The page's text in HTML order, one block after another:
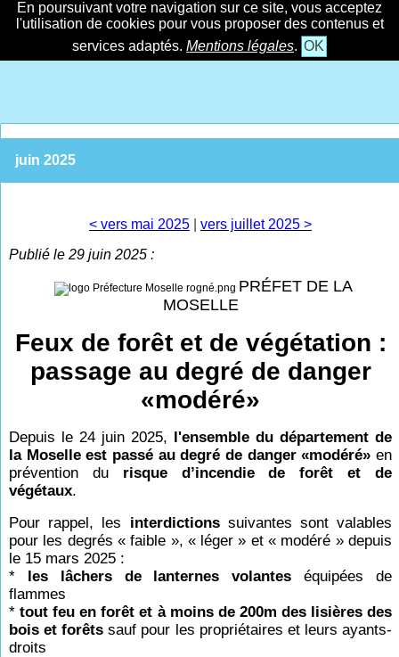
En poursuivant votre navigation sur ce site, vous acceptez
l'utilisation de cookies pour vous proposer des contenus et
services adaptés. Mentions légales. OK
juin 2025
< vers mai 2025
vers juillet 2025 >
Publié le 29 juin 2025 :
PRÉFET DE LA
MOSELLE
Feux de forêt et de végétation :
passage au degré de danger
«modéré»
Depuis le 24 juin 2025, l'ensemble du département de
la Moselle est passé au degré de danger «modéré» en
prévention du risque d’incendie de forêt et de
végétaux.
Pour rappel, les interdictionssuivantes sont valables
pour les degrés « faible », « léger » et « modéré » depuis
le 15 mars 2025 :
* les lâchers de lanternes volantes équipées de
flammes
*tout feu en forêt et à moins de 200m des lisières des
bois et forêts sauf pour les propriétaires et leurs ayants-
droits